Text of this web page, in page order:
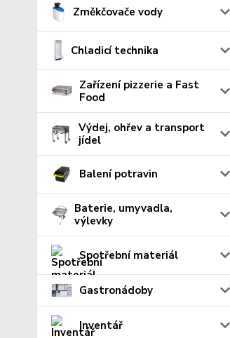
Změkčovače vody
Chladicí technika
Zařízení pizzerie a Fast
Food
Výdej, ohřev a transport
jídel
Balení potravin
Baterie, umyvadla,
výlevky
Spotřební materiál
Gastronádoby
Inventář